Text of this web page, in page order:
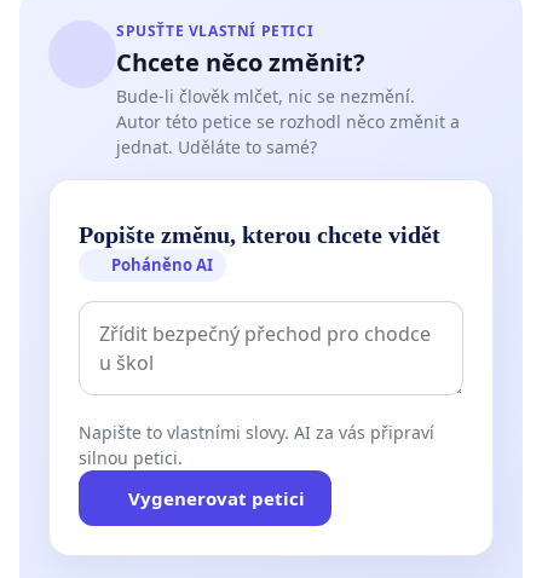
SPUSŤTE VLASTNÍ PETICI
Chcete něco změnit?
Bude-li člověk mlčet, nic se nezmění.
Autor této petice se rozhodl něco změnit a
jednat. Uděláte to samé?
Popište změnu, kterou chcete vidět
Poháněno AI
Napište to vlastními slovy. AI za vás připraví
silnou petici.
Vygenerovat petici